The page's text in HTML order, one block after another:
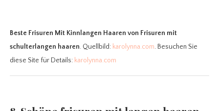
Beste Frisuren Mit Kinnlangen Haaren von Frisuren mit
schulterlangen haaren. Quellbild: karolynna.com. Besuchen Sie
diese Site für Details: karolynna.com